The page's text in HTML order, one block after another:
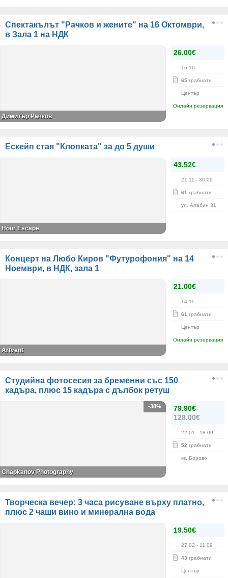
Спектакълът "Рачков и жените" на 16 Октомври,
в Зала 1 на НДК
26.00€
16.10
65 грабнати
Център
Онлайн резервация
Димитър Рачков
Ескейп стая "Клопката" за до 5 души
43.52€
21.11 - 30.09
61 грабнати
ул. Алабин 31
Hour Escape
Концерт на Любо Киров "Футурофония" на 14
Ноември, в НДК, зала 1
21.00€
14.11
61 грабнати
Център
Онлайн резервация
Artvent
Студийна фотосесия за бременни със 150
кадъра, плюс 15 кадъра с дълбок ретуш
79.90€
128.00€
22.01 - 18.09
52 грабнати
кв. Борово
-38%
Chapkanov Photography
Творческа вечер: 3 часа рисуване върху платно,
плюс 2 чаши вино и минерална вода
19.50€
27.02 - 11.09
43 грабнати
Център